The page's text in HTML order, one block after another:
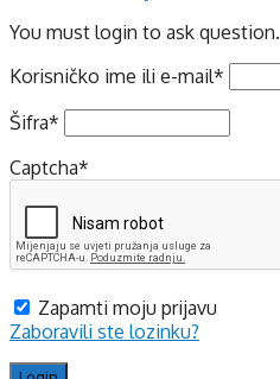
You must login to ask question.
Korisničko ime ili e-mail*
Šifra*
Captcha*
Zapamti moju prijavu
Zaboravili ste lozinku?